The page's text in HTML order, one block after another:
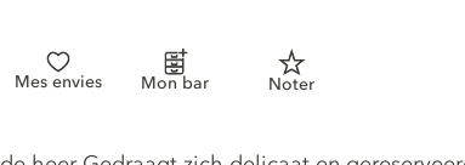
Mes envies Mon bar Noter